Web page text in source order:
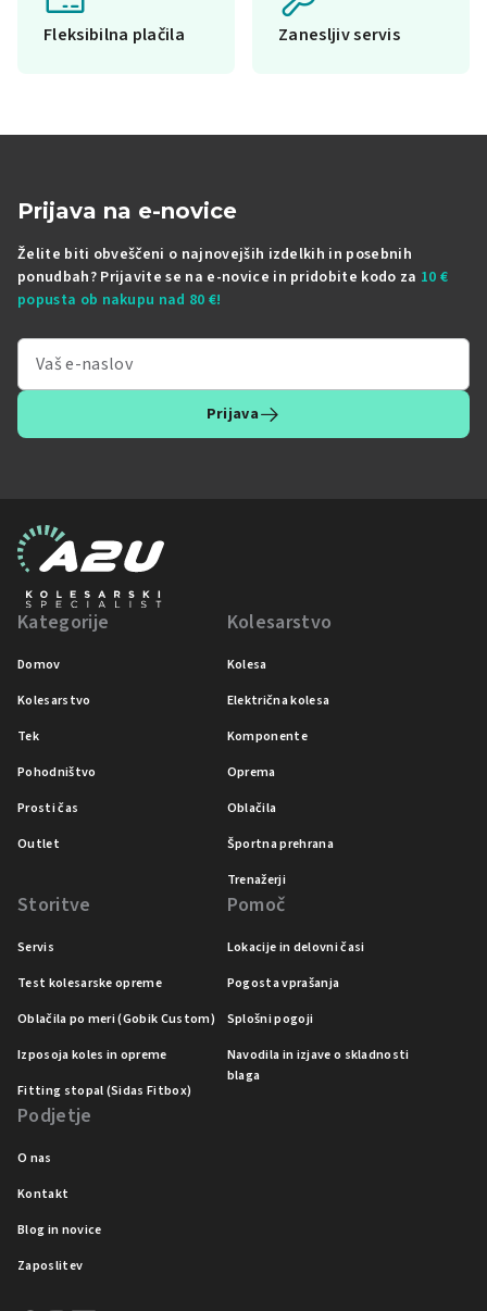
Fleksibilna plačila Zanesljiv servis
Prijava na e-novice
Želite biti obveščeni o najnovejših izdelkih in posebnih
ponudbah? Prijavite se na e-novice in pridobite kodo za 10 €
popusta ob nakupu nad 80 €!
Prijava
Kategorije
Domov
Kolesarstvo
Tek
Pohodništvo
Prosti čas
Outlet
Kolesarstvo
Kolesa
Električna kolesa
Komponente
Oprema
Oblačila
Športna prehrana
Trenažerji
Storitve
Servis
Test kolesarske opreme
Oblačila po meri (Gobik Custom)
Izposoja koles in opreme
Fitting stopal (Sidas Fitbox)
Pomoč
Lokacije in delovni časi
Pogosta vprašanja
Splošni pogoji
Navodila in izjave o skladnosti
blaga
Podjetje
O nas
Kontakt
Blog in novice
Zaposlitev